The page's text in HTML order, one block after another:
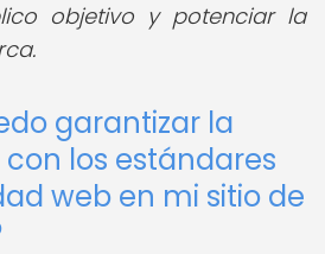
objetivo y potenciar la
garantizar la
los estándares
web en mi sitio de